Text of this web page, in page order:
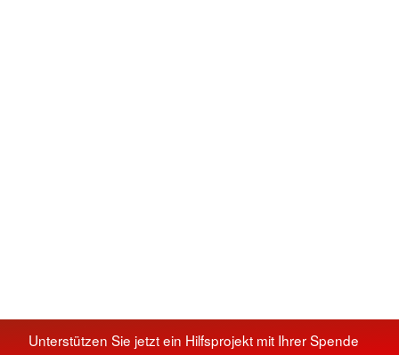
Unterstützen Sie jetzt ein Hilfsprojekt mit Ihrer Spende